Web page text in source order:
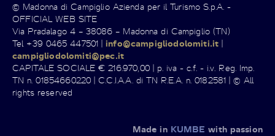
© Madonna di Campiglio Azienda per il Turismo S.p.A. -
OFFICIAL WEB SITE
Via Pradalago 4 – 38086 – Madonna di Campiglio (TN)
Tel +39 0465 447501 |info@campigliodolomiti.it |
campigliodolomiti@pec.it
CAPITALE SOCIALE € 216.970,00 | p. iva - c.f. - i.v. Reg. Imp.
TN n. 01854660220 | C.C.I.A.A. di TN R.E.A. n. 0182581 | © All
rights reserved
Made in KUMBE with passion